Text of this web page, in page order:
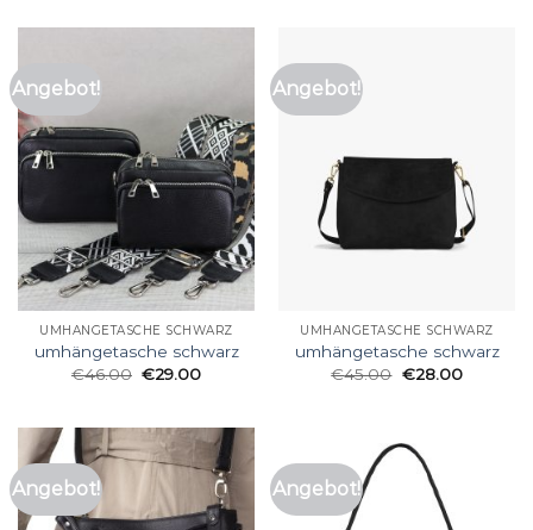
Angebot!
UMHÄNGETASCHE SCHWARZ
umhängetasche schwarz
€46.00 €29.00
Angebot!
UMHÄNGETASCHE SCHWARZ
umhängetasche schwarz
€45.00 €28.00
Angebot! Angebot!